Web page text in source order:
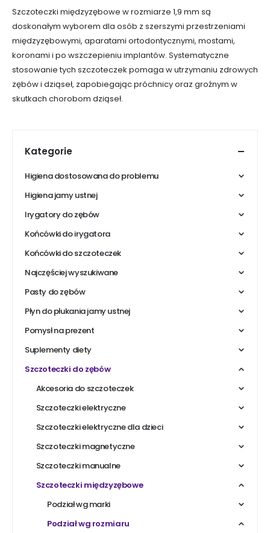
Szczoteczki międzyzębowe w rozmiarze 1,9 mm są
doskonałym wyborem dla osób z szerszymi przestrzeniami
międzyzębowymi, aparatami ortodontycznymi, mostami,
koronami i po wszczepieniu implantów. Systematyczne
stosowanie tych szczoteczek pomaga w utrzymaniu zdrowych
zębów i dziąseł, zapobiegając próchnicy oraz groźnym w
skutkach chorobom dziąseł.
Kategorie
Higiena dostosowana do problemu
Higiena jamy ustnej
Irygatory do zębów
Końcówki do irygatora
Końcówki do szczoteczek
Najczęściej wyszukiwane
Pasty do zębów
Płyn do płukania jamy ustnej
Pomysł na prezent
Suplementy diety
Szczoteczki do zębów
Akcesoria do szczoteczek
Szczoteczki elektryczne
Szczoteczki elektryczne dla dzieci
Szczoteczki magnetyczne
Szczoteczki manualne
Szczoteczki międzyzębowe
Podział wg marki
Podział wg rozmiaru